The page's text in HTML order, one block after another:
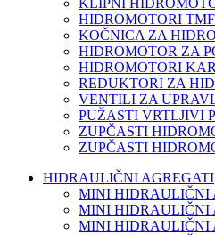
KLIPNI
HIDROMOTORI TMF
KOČNICA ZA
HIDROMOTOR ZA
HIDROMOTORI
REDUKTORI ZA
VENTILI ZA
PUŽASTI VRTLJIVI
ZUPČASTI
ZUPČASTI
HIDRAULIČNI AGREGATI
MINI HIDRAULIČNI
MINI HIDRAULIČNI
MINI HIDRAULIČNI